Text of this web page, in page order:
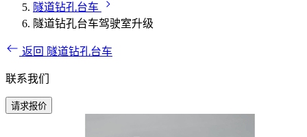
隧道钻孔台车
隧道钻孔台车驾驶室升级
返回 隧道钻孔台车
联系我们
请求报价